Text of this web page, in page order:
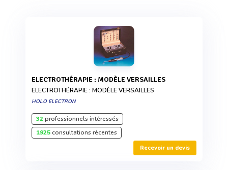
ELECTROTHÉRAPIE : MODÈLE VERSAILLES
ELECTROTHÉRAPIE : MODÈLE VERSAILLES
HOLO ELECTRON
32professionnels intéressés
1925consultations récentes
Recevoir un devis